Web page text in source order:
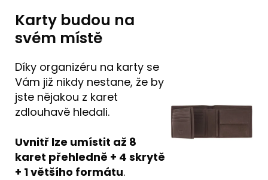
Karty budou na
svém místě
Díky organizéru na karty se
Vám již nikdy nestane, že by
jste nějakou z karet
zdlouhavě hledali.
Uvnitř lze umístit až 8
karet přehledně + 4 skrytě
+ 1 většího formátu.